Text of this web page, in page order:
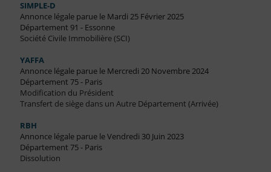
SIMPLE-D
Annonce légale parue le Mardi 25 Février 2025
Département 91 - Essonne
Société Civile Immobilière (SCI)
YAFFA
Annonce légale parue le Mercredi 20 Novembre 2024
Département 75 - Paris
Modification du Président
Transfert de siège dans un Autre Département (Arrivée)
RBH
Annonce légale parue le Vendredi 30 Juin 2023
Département 75 - Paris
Dissolution